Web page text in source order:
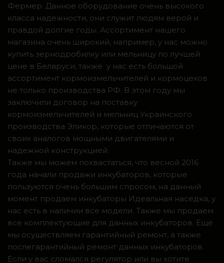
Фермер. Данное оборудование очень высокого
класса надежности, они служит людям верой и
правдой долгие годы. Ассортимент нашего
магазина очень широкий, например, у нас можно
купить зернодробилку или мельницу по лучшей
цене в Беларуси, также у нас есть большой
ассортимент кормоизмельчителей и кормоцехов
не только производства РФ. В этом году мы
заключили договор на поставку
кормоизмельчителей и мельниц Украинского
производства Эликор, которые отличаются от
своих аналогов мощными двигателями и
надежной конструкцией.
Также мы можем похвастаться, что весной 2016
года начали продажи инкубаторов, которые
пользуются очень большим спросом, на данный
момент продаем инкубаторы Идеальная наседка, у
нас есть в наличии все модели. Также мы продаем
все комплектующие для данных инкубаторов. Ещё
мы осуществляем гарантийный ремонт, а также
послегарантийный ремонт данных инкубаторов.
Если у вас сломался регулятор или вы хотите